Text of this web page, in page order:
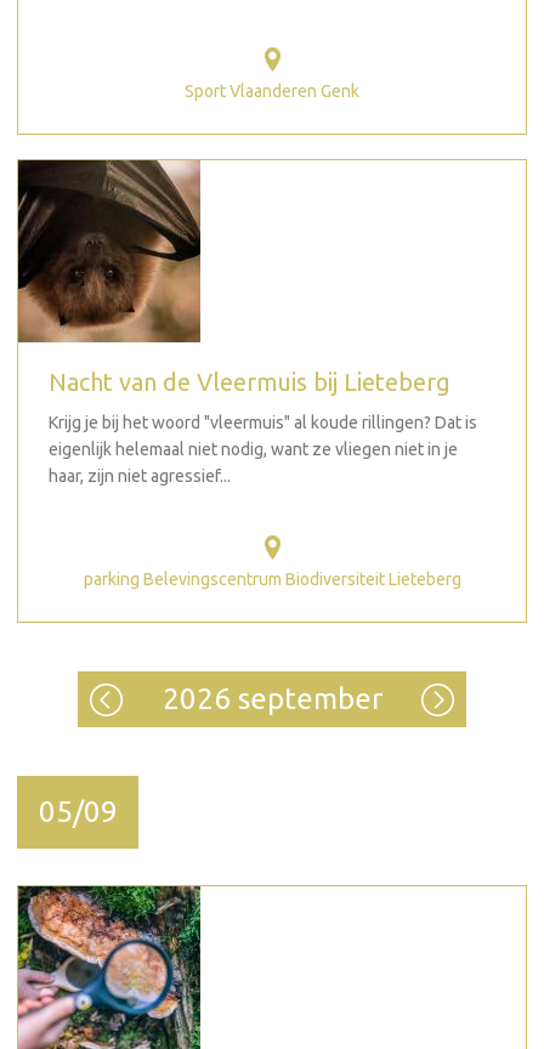
Sport Vlaanderen Genk
Nacht van de Vleermuis bij Lieteberg
Krijg je bij het woord "vleermuis" al koude rillingen? Dat is
eigenlijk helemaal niet nodig, want ze vliegen niet in je
haar, zijn niet agressief...
parking Belevingscentrum Biodiversiteit Lieteberg
2026 september
05/09